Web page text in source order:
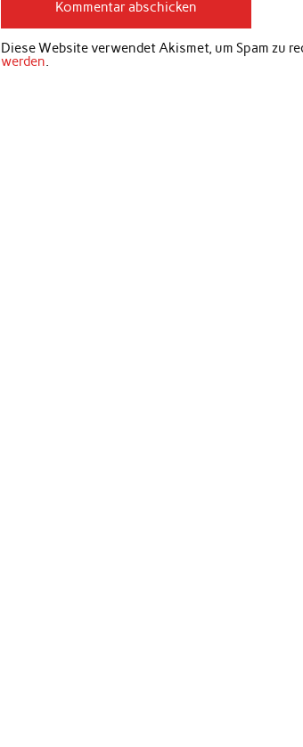
Diese Website verwendet Akismet, um Spam zu
werden.